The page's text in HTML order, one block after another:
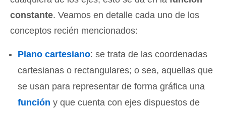
constante. Veamos en detalle cada uno de los
conceptos recién mencionados:
Plano cartesiano: se trata de las coordenadas
cartesianas o rectangulares; o sea, aquellas que
se usan para representar de forma gráfica una
función y que cuenta con ejes dispuestos de